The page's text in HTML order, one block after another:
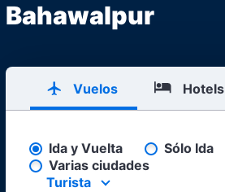
Bahawalpur
Vuelos Hotels
Pick your flight type
Ida y Vuelta
Sólo Ida
Varias ciudades
Select your preferred seating class.
Turista